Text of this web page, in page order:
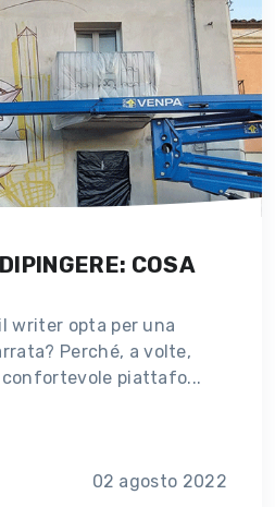
COSA
writer opta per una
Perché, a volte,
piattafo...
02 agosto 2022